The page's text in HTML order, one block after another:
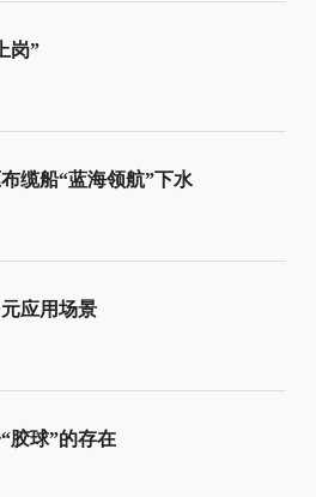
岗”
缆船“蓝海领航”下水
应用场景
胶球”的存在